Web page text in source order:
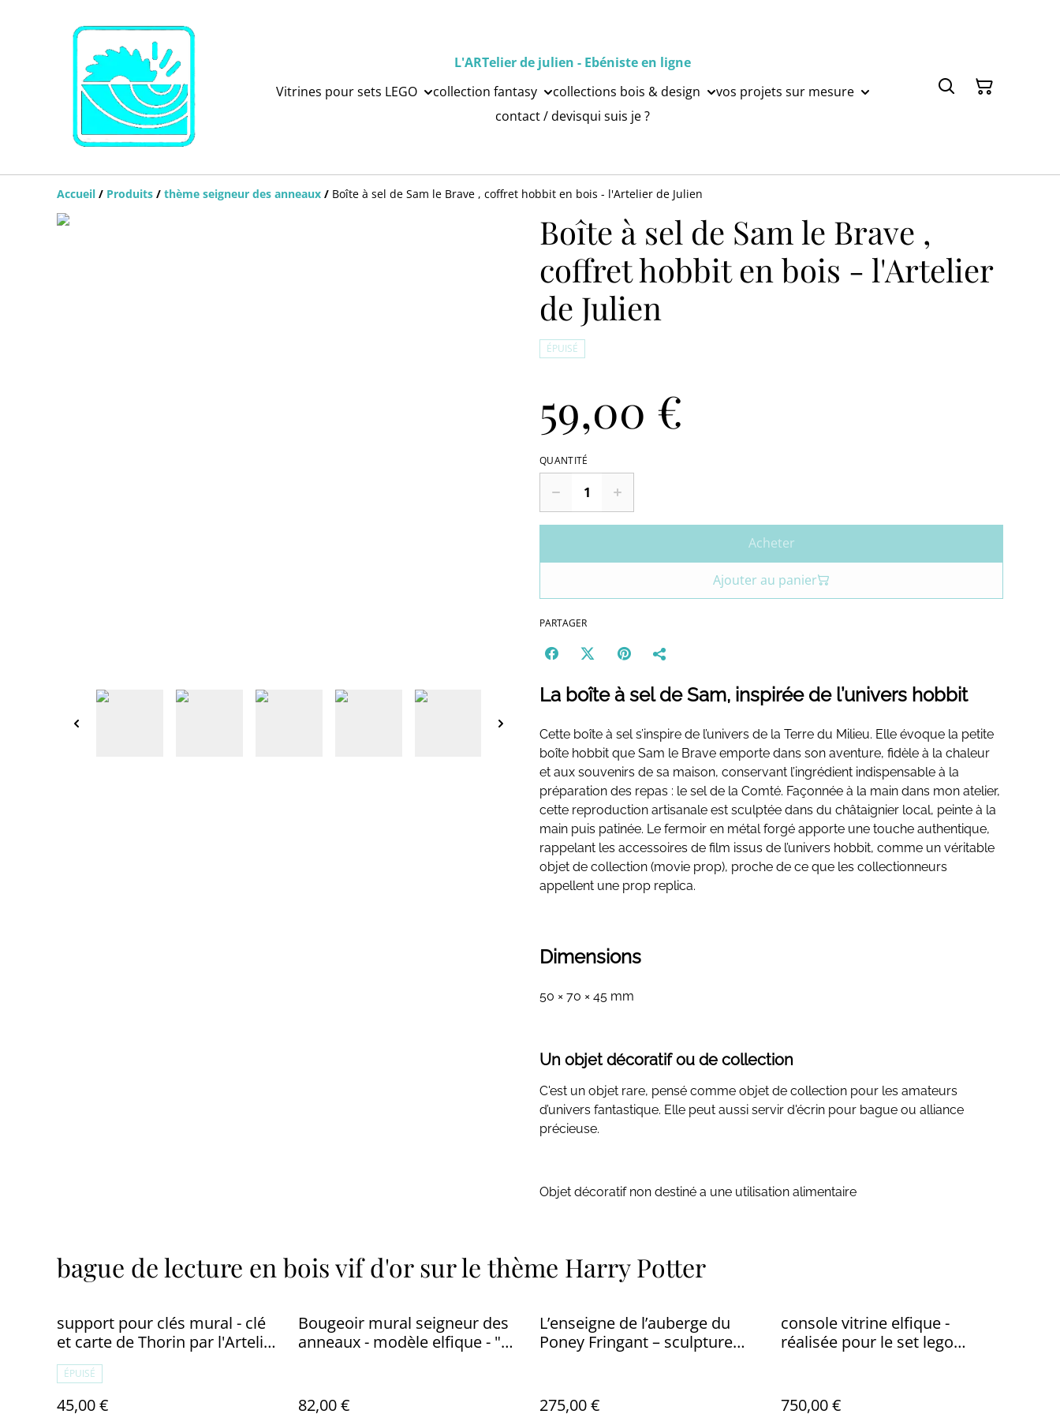
L'ARTelier de julien - Ebéniste en ligne
Vitrines pour sets LEGO
collection fantasy collections bois & design
vos projets sur mesure
contact / devisqui suis je ?
Accueil / Produits / thème seigneur des anneaux / Boîte à sel de Sam le Brave , coffret hobbit en bois - l'Artelier de Julien
Boîte à sel de Sam le Brave ,
coffret hobbit en bois - l'Artelier
de Julien
ÉPUISÉ
59,00 €
QUANTITÉ
Acheter
Ajouter au panier
PARTAGER
La boîte à sel de Sam, inspirée de l’univers hobbit
Cette boîte à sel s’inspire de l’univers de la Terre du Milieu. Elle évoque la petite
boîte hobbit que Sam le Brave emporte dans son aventure, fidèle à la chaleur
et aux souvenirs de sa maison, conservant l’ingrédient indispensable à la
préparation des repas : le sel de la Comté. Façonnée à la main dans mon atelier,
cette reproduction artisanale est sculptée dans du châtaignier local, peinte à la
main puis patinée. Le fermoir en métal forgé apporte une touche authentique,
rappelant les accessoires de film issus de l’univers hobbit, comme un véritable
objet de collection (movie prop), proche de ce que les collectionneurs
appellent une prop replica.
Dimensions
50 × 70 × 45 mm
Un objet décoratif ou de collection
C'est un objet rare, pensé comme objet de collection pour les amateurs
d’univers fantastique. Elle peut aussi servir d'écrin pour bague ou alliance
précieuse.
Objet décoratif non destiné a une utilisation alimentaire
bague de lecture en bois vif d'or sur le thème Harry Potter
support pour clés mural - clé
et carte de Thorin par l'Artelier
de julien
ÉPUISÉ
45,00 €
Bougeoir mural seigneur des
anneaux - modèle elfique - "
82,00 €
L’enseigne de l’auberge du
Poney Fringant – sculpture
275,00 €
console vitrine elfique -
réalisée pour le set lego
750,00 €